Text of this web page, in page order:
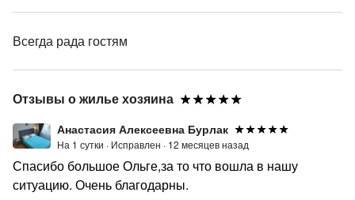
Всегда рада гостям
Отзывы о жилье хозяина
Анастасия Алексеевна Бурлак
На 1 сутки · Исправлен · 12 месяцев назад
Спасибо большое Ольге,за то что вошла в нашу
ситуацию. Очень благодарны.